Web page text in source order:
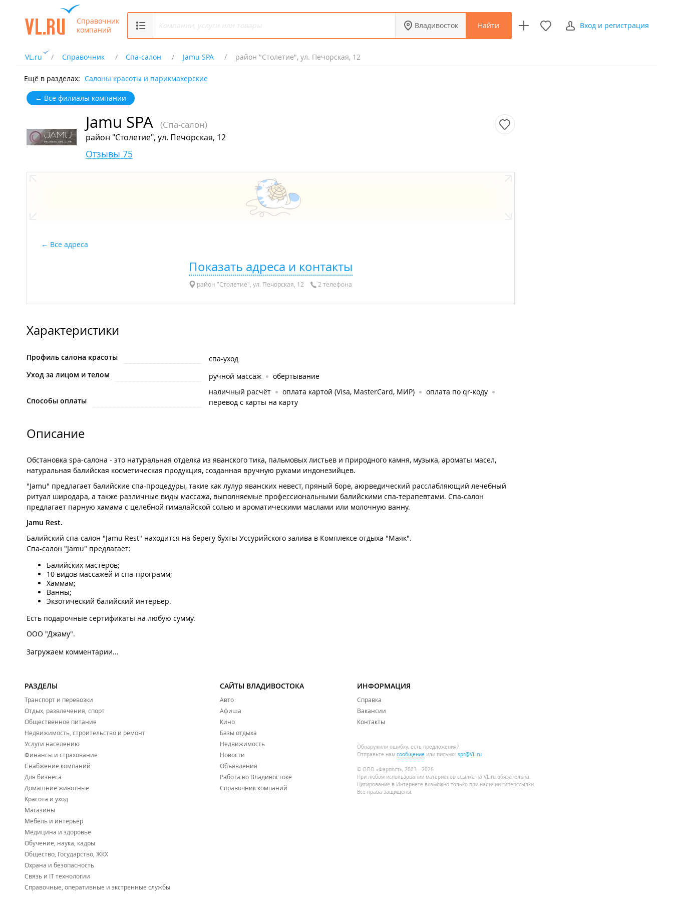
Справочник
компаний
Владивосток Найти Вход и регистрация
VL.ru Справочник Спа-салон Jamu SPA район "Столетие", ул. Печорская, 12
Ещё в разделах: Салоны красоты и парикмахерские
← Все филиалы компании
Jamu SPA (Спа-салон)
район "Столетие", ул. Печорская, 12
Отзывы 75
Все адреса
Показать адреса и контакты
район "Столетие", ул. Печорская, 12 2 телефона
Характеристики
Профиль салона красоты
спа-уход
Уход за лицом и телом
ручной массаж обертывание
Способы оплаты
наличный расчёт оплата картой (Visa, MasterCard, МИР)
оплата по qr-коду
перевод с карты на карту
Описание
Обстановка spa-салона - это натуральная отделка из яванского тика, пальмовых листьев и природного камня, музыка, ароматы масел,
натуральная балийская косметическая продукция, созданная вручную руками индонезийцев.
"Jamu" предлагает балийские спа-процедуры, такие как лулур яванских невест, пряный боре, аюрведический расслабляющий лечебный
ритуал широдара, а также различные виды массажа, выполняемые профессиональными балийскими спа-терапевтами. Спа-салон
предлагает парную хамама с целебной гималайской солью и ароматическими маслами или молочную ванну.
Jamu Rest.
Балийский спа-салон "Jamu Rest" находится на берегу бухты Уссурийского залива в Комплексе отдыха "Маяк".
Спа-салон "Jamu" предлагает:
Балийских мастеров;
10 видов массажей и спа-программ;
Хаммам;
Ванны;
Экзотический балийский интерьер.
Есть подарочные сертификаты на любую сумму.
ООО "Джаму".
Загружаем комментарии...
РАЗДЕЛЫ
Транспорт и перевозки
Отдых, развлечения, спорт
Общественное питание
Недвижимость, строительство и ремонт
Услуги населению
Финансы и страхование
Снабжение компаний
Для бизнеса
Домашние животные
Красота и уход
Магазины
Мебель и интерьер
Медицина и здоровье
Обучение, наука, кадры
Общество, Государство, ЖКХ
Охрана и безопасность
Связь и IT технологии
Справочные, оперативные и экстренные службы
САЙТЫ ВЛАДИВОСТОКА
Авто
Афиша
Кино
Базы отдыха
Недвижимость
Новости
Объявления
Работа во Владивостоке
Справочник компаний
ИНФОРМАЦИЯ
Справка
Вакансии
Контакты
Обнаружили ошибку, есть предложения?
Отправьте нам сообщение или письмо: spr@VL.ru
© ООО «Фарпост», 2003—2026
При любом использовании материалов ссылка на VL.ru обязательна.
Цитирование в Интернете возможно только при наличии гиперссылки.
Все права защищены.